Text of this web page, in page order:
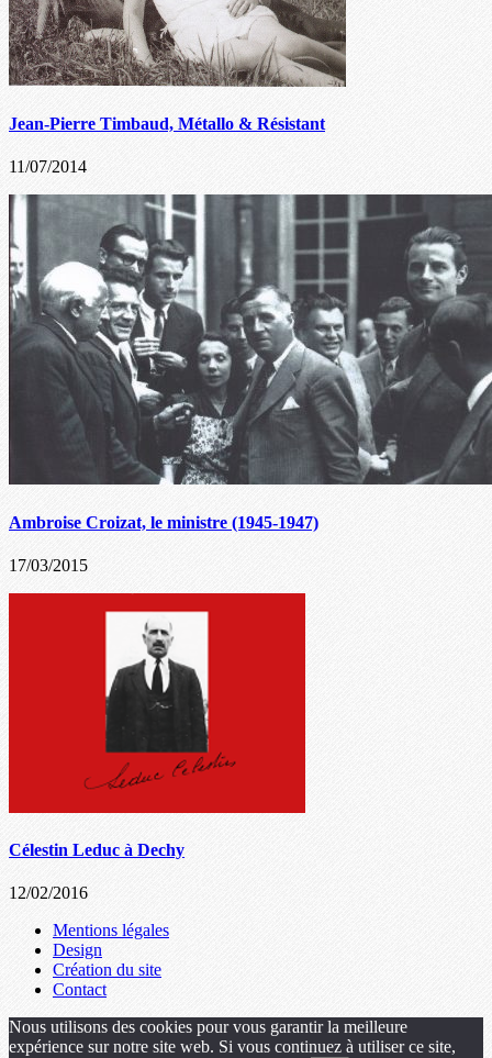
Jean-Pierre Timbaud, Métallo & Résistant
11/07/2014
Ambroise Croizat, le ministre (1945-1947)
17/03/2015
Célestin Leduc à Dechy
12/02/2016
Mentions légales
Design
Création du site
Contact
Nous utilisons des cookies pour vous garantir la meilleure
expérience sur notre site web. Si vous continuez à utiliser ce site,